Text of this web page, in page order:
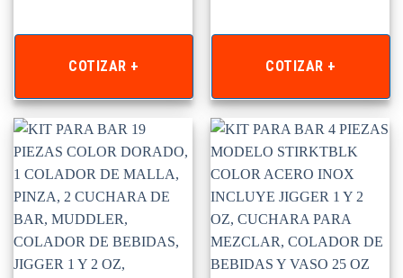
COTIZAR + COTIZAR +